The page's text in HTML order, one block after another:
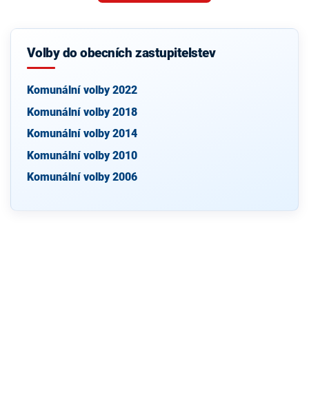
Volby do obecních zastupitelstev
Komunální volby 2022
Komunální volby 2018
Komunální volby 2014
Komunální volby 2010
Komunální volby 2006